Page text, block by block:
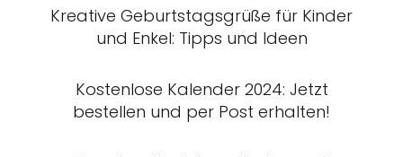
Kreative Geburtstagsgrüße für Kinder
und Enkel: Tipps und Ideen
Kostenlose Kalender 2024: Jetzt
bestellen und per Post erhalten!